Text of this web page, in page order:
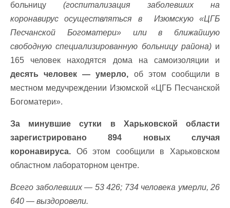
больницу (госпитализация заболевших на
коронавирус осуществляться в Изюмскую «ЦГБ
Песчанской Богоматери» или в ближайшую
свободную специализированную больницу района)и
165 человек находятся дома на самоизоляции и
десять человек — умерло, об этом сообщили в
местном медучреждении Изюмской «ЦГБ Песчанской
Богоматери».
За минувшие сутки в Харьковской области
зарегистрировано 894 новых случая
коронавируса. Об этом сообщили в Харьковском
областном лабораторном центре.
Всего заболевших — 53 426; 734 человека умерли, 26
640 — выздоровели.